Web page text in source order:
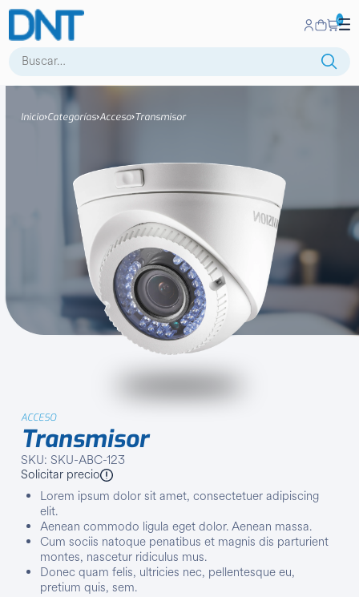
Buscar:
0
Inicio Categorías Acceso Transmisor
ACCESO
Transmisor
SKU: SKU-ABC-123
Solicitar precio
Lorem ipsum dolor sit amet, consectetuer adipiscing
elit.
Aenean commodo ligula eget dolor. Aenean massa.
Cum sociis natoque penatibus et magnis dis parturient
montes, nascetur ridiculus mus.
Donec quam felis, ultricies nec, pellentesque eu,
pretium quis, sem.